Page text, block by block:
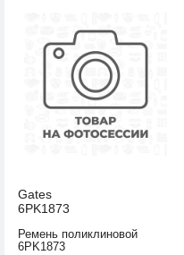
Gates
6PK1873
Ремень поликлиновой
6PK1873